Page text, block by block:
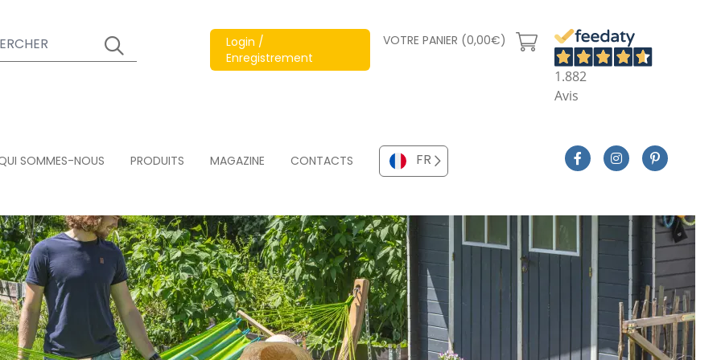
Login /
Enregistrement
VOTRE PANIER (0,00€)
1.882
Avis
SOMMES-NOUS PRODUITS MAGAZINE CONTACTS FR